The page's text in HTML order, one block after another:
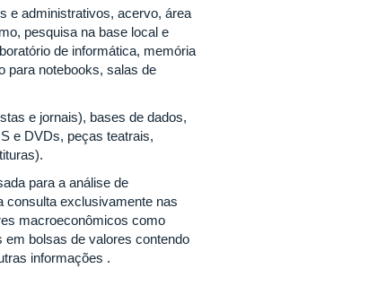
e administrativos, acervo, área
pesquisa na base local e
de informática, memória
para notebooks, salas de
e jornais), bases de dados,
e DVDs, peças teatrais,
para a análise de
consulta exclusivamente nas
macroeconômicos como
bolsas de valores contendo
informações .